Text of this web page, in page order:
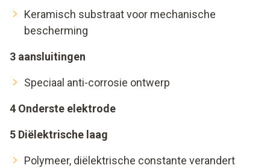
Keramisch substraat voor mechanische
bescherming
3 aansluitingen
Speciaal anti-corrosie ontwerp
4 Onderste elektrode
5 Diëlektrische laag
Polymeer, diëlektrische constante verandert